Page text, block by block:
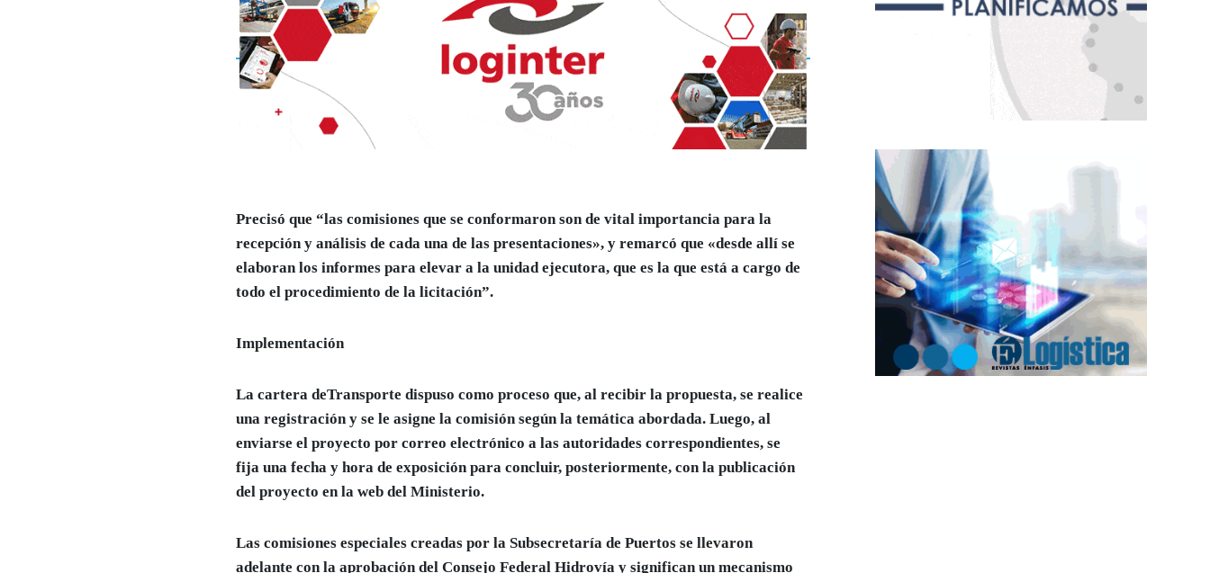
Precisó que “las comisiones que se conformaron son de vital importancia para la
recepción y análisis de cada una de las presentaciones», y remarcó que «desde allí se
elaboran los informes para elevar a la unidad ejecutora, que es la que está a cargo de
todo el procedimiento de la licitación”.
Implementación
La cartera deTransporte dispuso como proceso que, al recibir la propuesta, se realice
una registración y se le asigne la comisión según la temática abordada. Luego, al
enviarse el proyecto por correo electrónico a las autoridades correspondientes, se
fija una fecha y hora de exposición para concluir, posteriormente, con la publicación
del proyecto en la web del Ministerio.
Las comisiones especiales creadas por la Subsecretaría de Puertos se llevaron
adelante con la aprobación del Consejo Federal Hidrovía y significan un mecanismo